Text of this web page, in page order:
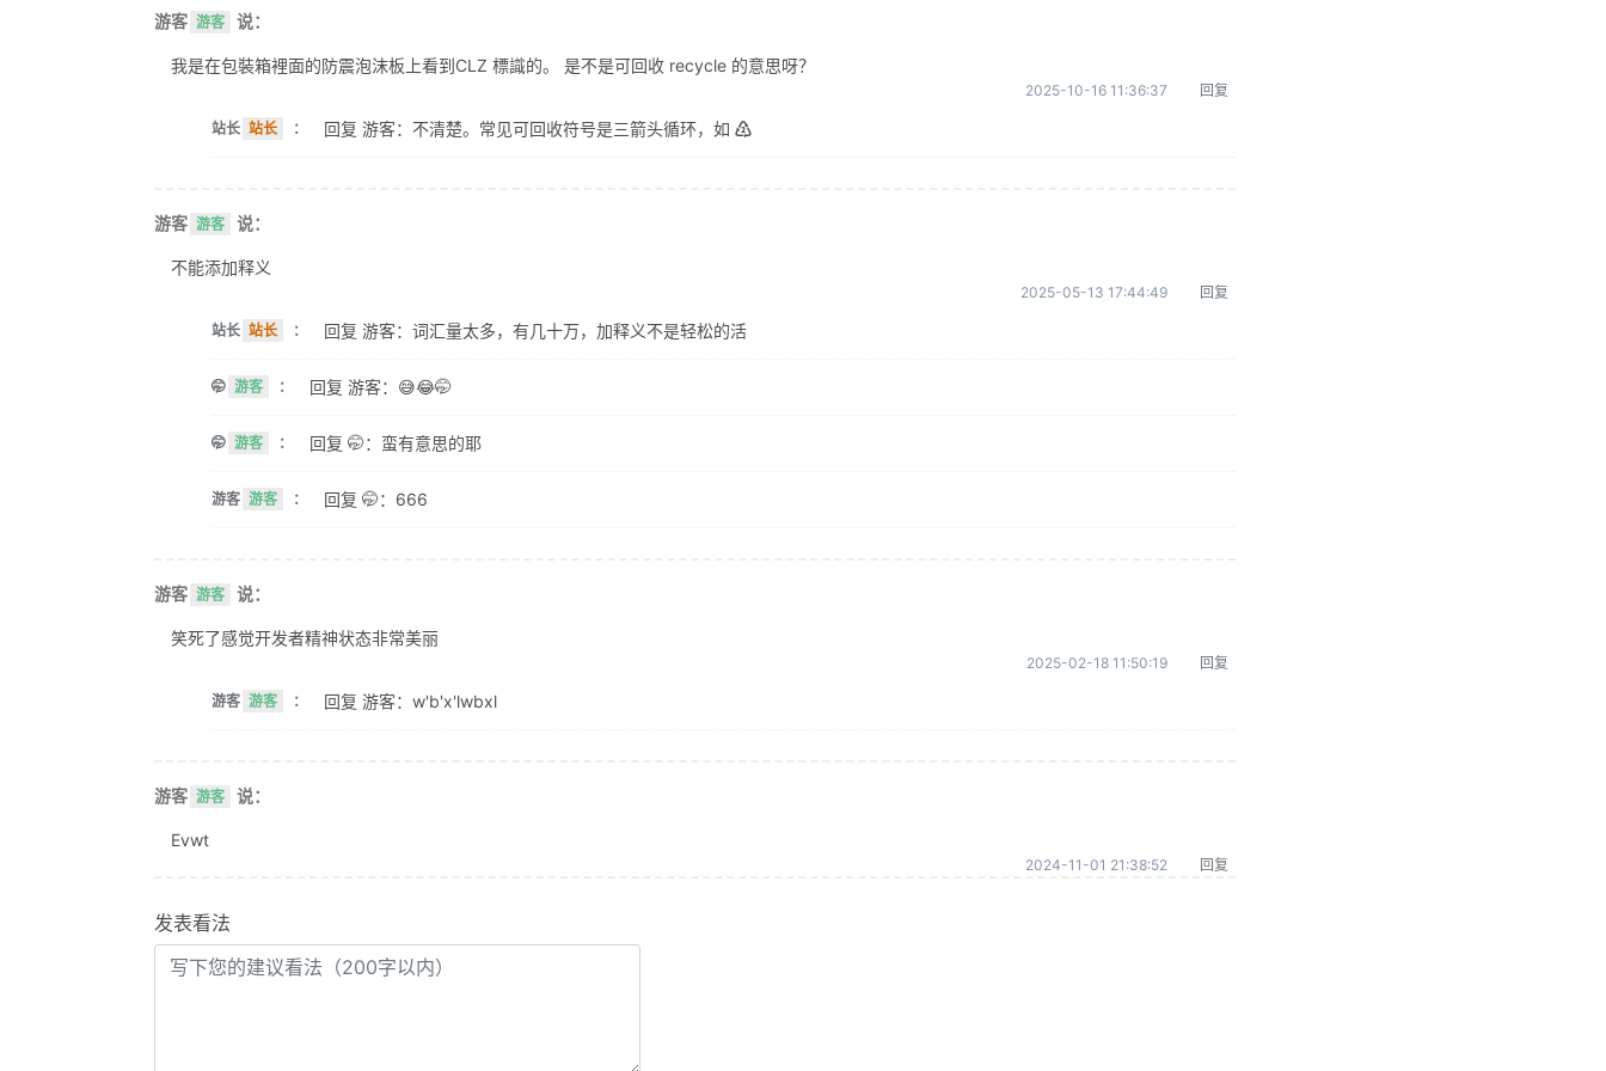
游客 游客 说：
我是在包裝箱裡面的防震泡沫板上看到CLZ 標識的。 是不是可回收 recycle 的意思呀？
2025-10-16 11:36:37 回复
站长 站长 ： 回复 游客：不清楚。常见可回收符号是三箭头循环，如 ♴
游客 游客 说：
不能添加释义
2025-05-13 17:44:49 回复
站长 站长 ： 回复 游客：词汇量太多，有几十万，加释义不是轻松的活
🤭 游客 ： 回复 游客：😅😂🤭
🤭 游客 ： 回复 🤭：蛮有意思的耶
游客 游客 ： 回复 🤭：666
游客 游客 说：
笑死了感觉开发者精神状态非常美丽
2025-02-18 11:50:19 回复
游客 游客 ： 回复 游客：w'b'x'lwbxl
游客 游客 说：
Evwt
2024-11-01 21:38:52 回复
发表看法